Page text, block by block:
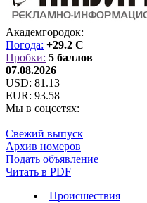
Академгородок:
Погода: +29.2 C
Пробки: 5 баллов
07.08.2026
USD: 81.13
EUR: 93.58
Мы в соцсетях:
Свежий выпуск
Архив номеров
Подать объявление
Читать в PDF
Происшествия